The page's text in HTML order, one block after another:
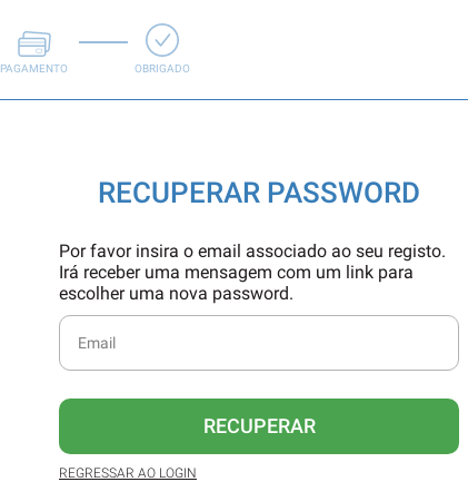
PAGAMENTO OBRIGADO
RECUPERAR PASSWORD
Por favor insira o email associado ao seu registo.
Irá receber uma mensagem com um link para
escolher uma nova password.
RECUPERAR
REGRESSAR AO LOGIN